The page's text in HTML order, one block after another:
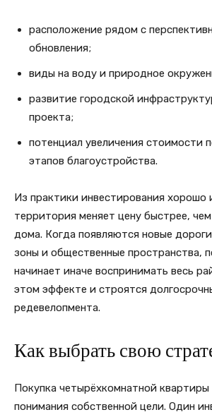
расположение рядом с
обновления;
виды на воду и природное
развитие городской
проекта;
потенциал увеличения стоимости
этапов благоустройства.
Из практики инвестирования хорошо
территория меняет цену быстрее,
дома. Когда появляются новые
зоны и общественные пространства,
начинает иначе воспринимать весь
этом эффекте и строятся
редевелопмента.
Как выбрать свою
Покупка четырёхкомнатной квартиры
понимания собственной цели. Один